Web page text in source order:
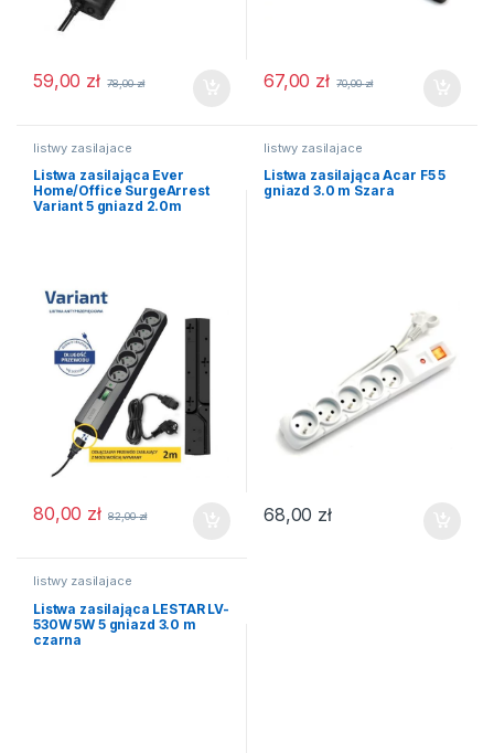
59,00 zł 78,00zł 67,00 zł 70,00zł
listwy zasilajace
Listwa zasilająca Ever
Home/Office SurgeArrest
Variant 5 gniazd 2.0m
80,00 zł 82,00zł
listwy zasilajace
Listwa zasilająca Acar F5 5
gniazd 3.0 m Szara
68,00 zł
listwy zasilajace
Listwa zasilająca LESTAR LV-
530W 5W 5 gniazd 3.0 m
czarna